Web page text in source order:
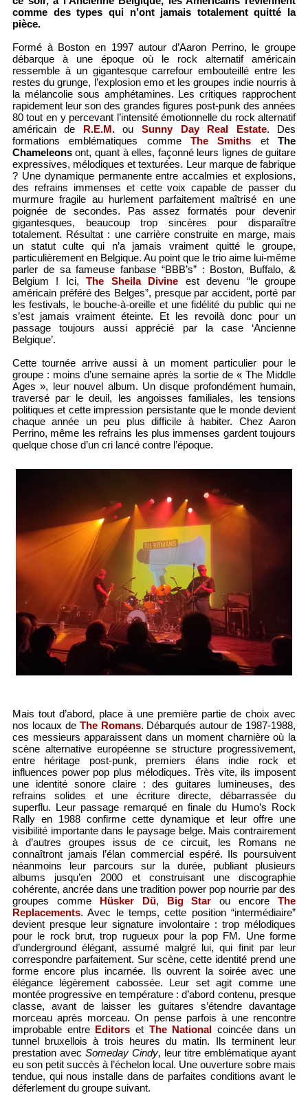
comme des types qui n’ont jamais totalement quitté la
pièce.
Formé à Boston en 1997 autour d’Aaron Perrino, le groupe
débarque à une époque où le rock alternatif américain
ressemble à un gigantesque carrefour embouteillé entre les
restes du grunge, l’explosion emo et les groupes indie nourris à
la mélancolie sous amphétamines. Les critiques rapprochent
rapidement leur son des grandes figures post-punk des années
80 tout en y percevant l’intensité émotionnelle du rock alternatif
américain de R.E.M.ou Sunny Day Real Estate. Des
formations emblématiques comme The Smiths etThe
Chameleonsont, quant à elles, façonné leurs lignes de guitare
expressives, mélodiques et texturées. Leur marque de fabrique
? Une dynamique permanente entre accalmies et explosions,
des refrains immenses et cette voix capable de passer du
murmure fragile au hurlement parfaitement maîtrisé en une
poignée de secondes. Pas assez formatés pour devenir
gigantesques, beaucoup trop sincères pour disparaître
totalement. Résultat : une carrière construite en marge, mais
un statut culte qui n’a jamais vraiment quitté le groupe,
particulièrement en Belgique. Au point que le trio aime lui-même
parler de sa fameuse fanbase “BBB’s” : Boston, Buffalo, &
Belgium ! Ici,The Sheila Divine est devenu “le groupe
américain préféré des Belges”, presque par accident, porté par
les festivals, le bouche-à-oreille et une fidélité du public qui ne
s’est jamais vraiment éteinte. Et les revoilà donc pour un
passage toujours aussi apprécié par la case ‘Ancienne
Belgique’.
Cette tournée arrive aussi à un moment particulier pour le
groupe : moins d’une semaine après la sortie de « The Middle
Ages », leur nouvel album. Un disque profondément humain,
traversé par le deuil, les angoisses familiales, les tensions
politiques et cette impression persistante que le monde devient
chaque année un peu plus difficile à habiter. Chez Aaron
Perrino, même les refrains les plus immenses gardent toujours
quelque chose d’un cri lancé contre l’époque.
Mais tout d’abord, place à une première partie de choix avec
nos locaux de The Romans. Débarqués autour de 1987-1988,
ces messieurs apparaissent dans un moment charnière où la
scène alternative européenne se structure progressivement,
entre héritage post-punk, premiers élans indie rock et
influences power pop plus mélodiques. Très vite, ils imposent
une identité sonore claire : des guitares lumineuses, des
refrains solides et une écriture directe, débarrassée du
superflu. Leur passage remarqué en finale du Humo’s Rock
Rally en 1988 confirme cette dynamique et leur offre une
visibilité importante dans le paysage belge. Mais contrairement
à d’autres groupes issus de ce circuit, les Romans ne
connaîtront jamais l’élan commercial espéré. Ils poursuivent
néanmoins leur parcours sur la durée, publiant plusieurs
albums jusqu’en 2000 et construisant une discographie
cohérente, ancrée dans une tradition power pop nourrie par des
groupes comme Hüsker Dü, Big Star ou encoreThe
Replacements. Avec le temps, cette position “intermédiaire”
devient presque leur signature involontaire : trop mélodiques
pour le rock brut, trop rugueux pour la pop FM. Une forme
d’underground élégant, assumé malgré lui, qui finit par leur
correspondre parfaitement. Sur scène, cette identité prend une
forme encore plus incarnée. Ils ouvrent la soirée avec une
élégance légèrement cabossée. Leur set agit comme une
montée progressive en température : d’abord contenu, presque
classe, avant de laisser les guitares s’étendre davantage
morceau après morceau. On pense parfois à une rencontre
improbable entre Editors et The National coincée dans un
tunnel bruxellois à trois heures du matin. Ils terminent leur
prestation avec Someday Cindy, leur titre emblématique ayant
eu son petit succès à l’échelon local. Une ouverture sobre mais
tendue, qui nous installe dans de parfaites conditions avant le
déferlement du groupe suivant.